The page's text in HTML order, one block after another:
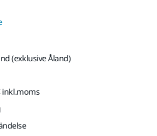
(exklusive Åland)
inkl.moms